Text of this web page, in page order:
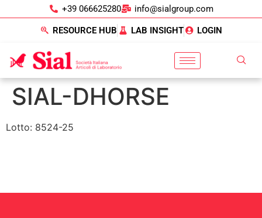
+39 066625280 info@sialgroup.com
RESOURCE HUB LAB INSIGHT LOGIN
SIAL-DHORSE
Lotto: 8524-25